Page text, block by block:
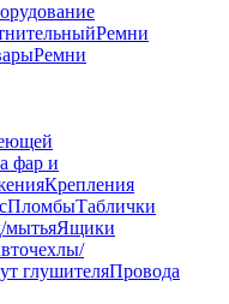
Ремни
Ремни
фар и
Крепления
ПломбыТаблички
Ящики
глушителяПровода